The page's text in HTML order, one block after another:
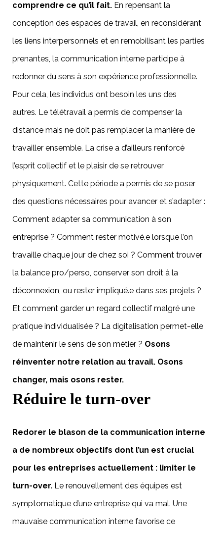
comprendre ce qu’il fait. En repensant la
conception des espaces de travail, en reconsidérant
les liens interpersonnels et en remobilisant les parties
prenantes, la communication interne participe à
redonner du sens à son expérience professionnelle.
Pour cela, les individus ont besoin les uns des
autres. Le télétravail a permis de compenser la
distance mais ne doit pas remplacer la manière de
travailler ensemble. La crise a d’ailleurs renforcé
l’esprit collectif et le plaisir de se retrouver
physiquement. Cette période a permis de se poser
des questions nécessaires pour avancer et s’adapter :
Comment adapter sa communication à son
entreprise ? Comment rester motivé.e lorsque l’on
travaille chaque jour de chez soi ? Comment trouver
la balance pro/perso, conserver son droit à la
déconnexion, ou rester impliqué.e dans ses projets ?
Et comment garder un regard collectif malgré une
pratique individualisée ? La digitalisation permet-elle
de maintenir le sens de son métier ? Osons
réinventer notre relation au travail. Osons
changer, mais osons rester.
Réduire le turn-over
Redorer le blason de la communication interne
a de nombreux objectifs dont l’un est crucial
pour les entreprises actuellement : limiter le
turn-over. Le renouvellement des équipes est
symptomatique d’une entreprise qui va mal. Une
mauvaise communication interne favorise ce